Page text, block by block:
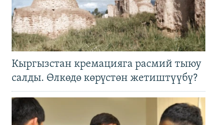
Кыргызстан кремацияга расмий тыюу
салды. Өлкөдө көрүстөн жетиштүүбү?